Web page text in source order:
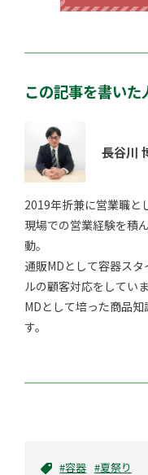
この記事を書いた
長谷川
2019年折兼に営業職と
現場での営業経験を積
動。
通販MDとして容器ス
ルの顧客対応をしていま
MDとして培った商品
す。
#容器 #夏祭り